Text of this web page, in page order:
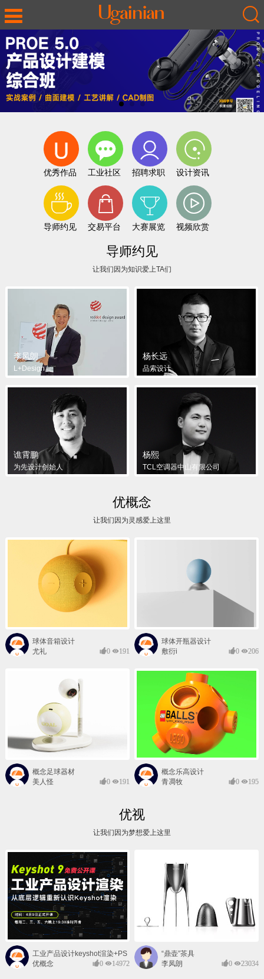
优秀作品 工业社区 招聘求职 设计资讯
导师约见 交易平台 大赛展览 视频欣赏
导师约见
让我们因为知识爱上TA们
李凤朗
L+Design
杨长远
品索设计
谯霄鹏
为先设计创始人
杨熙
TCL空调器中山有限公司
优概念
让我们因为灵感爱上这里
球体音箱设计
尤礼
0 191
球体开瓶器设计
敷衍i
0 206
概念足球器材
美人怪
0 191
概念乐高设计
青凋牧
0 195
优视
让我们因为梦想爱上这里
工业产品设计keyshot渲染+PS
后期班
优概念 0 14972
“鼎壶”茶具
李凤朗
0 23034